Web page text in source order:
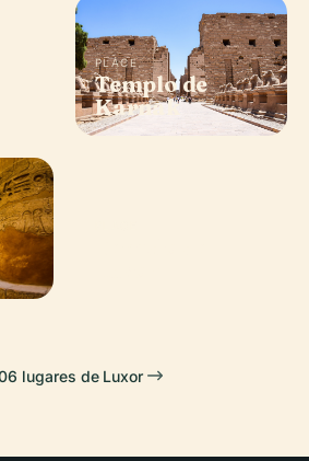
PLACE
Templo de
Karnak
lugares de Luxor